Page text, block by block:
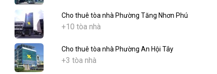
Cho thuê tòa nhà Phường Tăng Nhơn Phú
+10 tòa nhà
Cho thuê tòa nhà Phường An Hội Tây
+3 tòa nhà